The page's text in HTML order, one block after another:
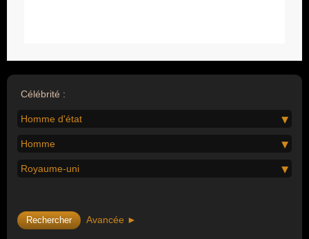
Célébrité :
Homme d'état
Homme
Royaume-uni
Avancée ►